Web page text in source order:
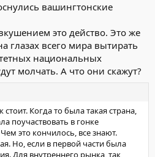
вашингтонские
это действо. Это же
глазах всего мира вытирать
национальных
молчать. А что они скажут?
Когда то была такая страна,
поучаствовать в гонке
это кончилось, все знают.
Но, если в первой части была
Для внутреннего рынка, так